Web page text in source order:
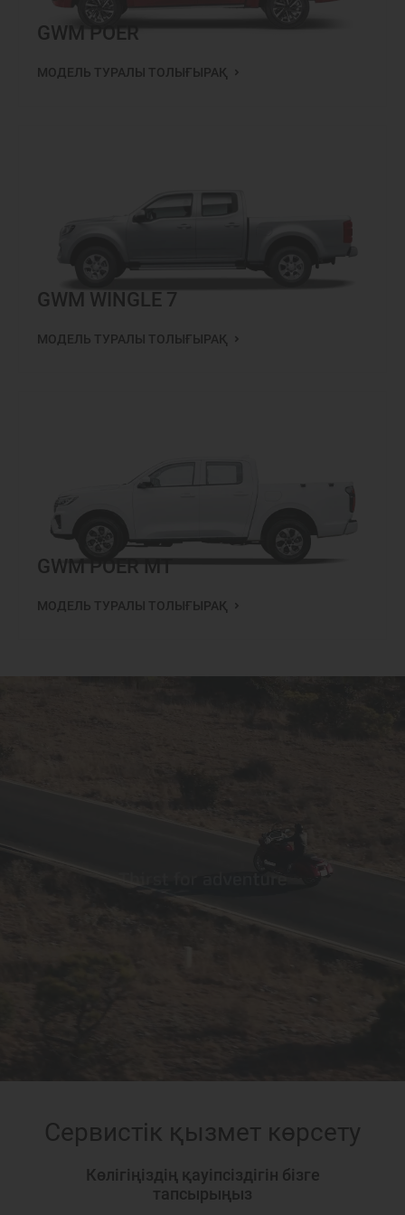
GWM POER
МОДЕЛЬ ТУРАЛЫ ТОЛЫҒЫРАҚ
GWM WINGLE 7
МОДЕЛЬ ТУРАЛЫ ТОЛЫҒЫРАҚ
GWM POER MT
МОДЕЛЬ ТУРАЛЫ ТОЛЫҒЫРАҚ
Сервистік қызмет көрсету
Көлігіңіздің қауіпсіздігін бізге
тапсырыңыз